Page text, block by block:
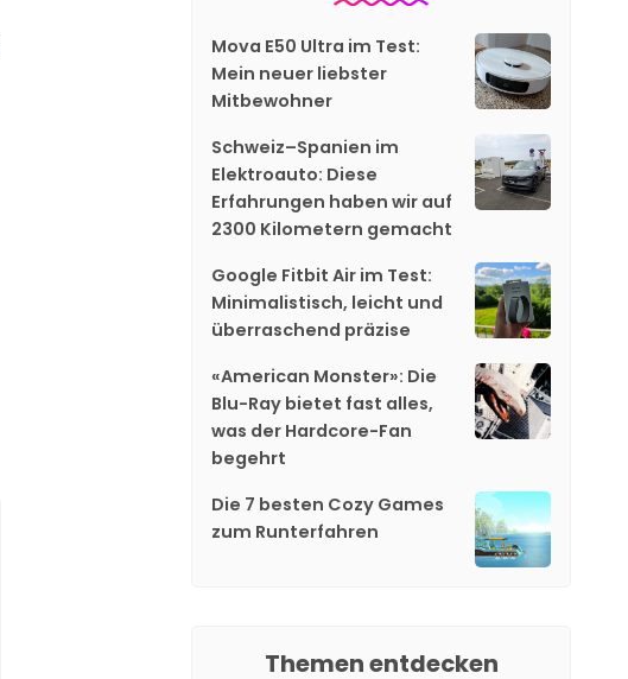
Mova E50 Ultra im Test:
Mein neuer liebster
Mitbewohner
Schweiz–Spanien im
Elektroauto: Diese
Erfahrungen haben wir auf
2300 Kilometern gemacht
Google Fitbit Air im Test:
Minimalistisch, leicht und
überraschend präzise
«American Monster»: Die
Blu-Ray bietet fast alles,
was der Hardcore-Fan
begehrt
Die 7 besten Cozy Games
zum Runterfahren
Themen entdecken